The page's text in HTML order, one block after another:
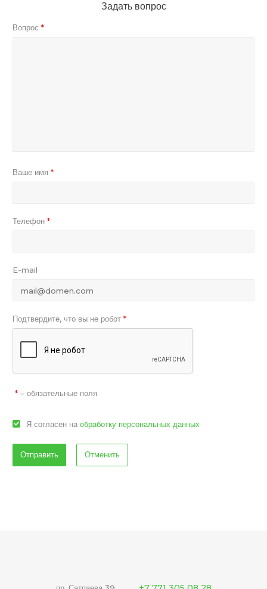
Задать вопрос
Вопрос *
Ваше имя *
Телефон *
E-mail
Подтвердите, что вы не робот *
* – обязательные поля
Я согласен на обработку персональных данных
Отменить